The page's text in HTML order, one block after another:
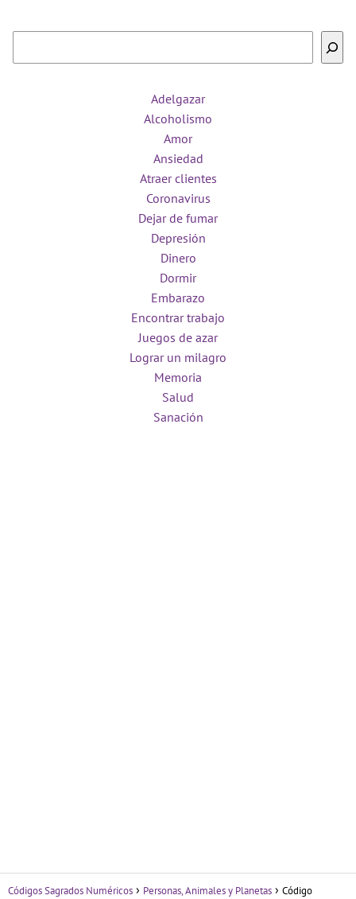
Adelgazar
Alcoholismo
Amor
Ansiedad
Atraer clientes
Coronavirus
Dejar de fumar
Depresión
Dinero
Dormir
Embarazo
Encontrar trabajo
Juegos de azar
Lograr un milagro
Memoria
Salud
Sanación
Códigos Sagrados Numéricos Personas, Animales y Planetas Código